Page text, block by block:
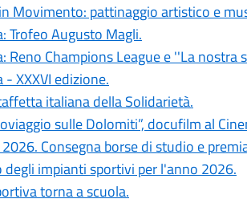
Movimento: pattinaggio artistico e
Trofeo Augusto Magli.
Reno Champions League e ''La nostra
- XXXVI edizione.
italiana della Solidarietà.
sulle Dolomiti”, docufilm al
Consegna borse di studio e
degli impianti sportivi per l'anno 2026.
torna a scuola.